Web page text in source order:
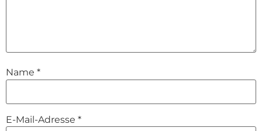
Name *
E-Mail-Adresse *